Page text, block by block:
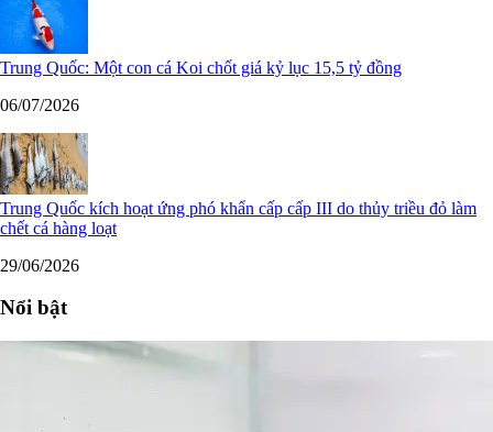
Trung Quốc: Một con cá Koi chốt giá kỷ lục 15,5 tỷ đồng
06/07/2026
Trung Quốc kích hoạt ứng phó khẩn cấp cấp III do thủy triều đỏ làm
chết cá hàng loạt
29/06/2026
Nổi bật